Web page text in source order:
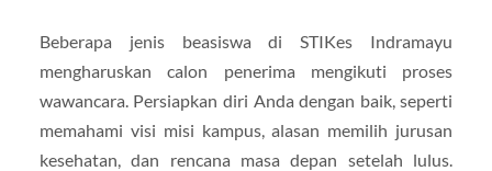
Beberapa jenis beasiswa di STIKes Indramayu
mengharuskan calon penerima mengikuti proses
wawancara. Persiapkan diri Anda dengan baik, seperti
memahami visi misi kampus, alasan memilih jurusan
kesehatan, dan rencana masa depan setelah lulus.